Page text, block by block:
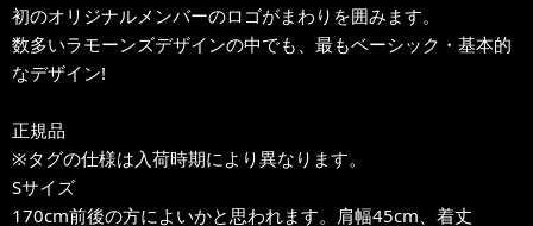
初のオリジナルメンバーのロゴがまわりを囲みます。
数多いラモーンズデザインの中でも、最もベーシック・基本的
なデザイン!
正規品
※タグの仕様は入荷時期により異なります。
Sサイズ
170cm前後の方によいかと思われます。肩幅45cm、着丈